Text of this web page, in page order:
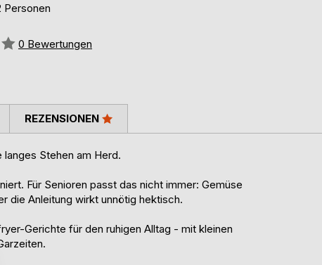
Personen
0 Bewertungen
Stehen am Herd.
Für Senioren passt das nicht immer: Gemüse
die Anleitung wirkt unnötig hektisch.
Gerichte für den ruhigen Alltag - mit kleinen
REZENSIONEN